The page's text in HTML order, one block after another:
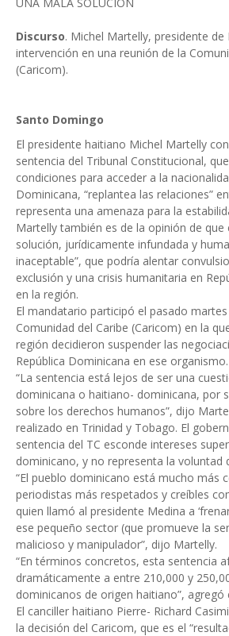
Discurso. Michel Martelly, presidente de
intervención en una reunión de la
(Caricom).
Santo Domingo
El presidente haitiano Michel Martelly
sentencia del Tribunal Constitucional,
condiciones para acceder a la
Dominicana, “replantea las relaciones”
representa una amenaza para la
Martelly también es de la opinión de que
solución, jurídicamente infundada y
inaceptable”, que podría alentar
exclusión y una crisis humanitaria en
en la región.
El mandatario participó el pasado
Comunidad del Caribe (Caricom) en la
región decidieron suspender las
República Dominicana en ese organismo.
“La sentencia está lejos de ser una
dominicana o haitiano- dominicana, por
sobre los derechos humanos”, dijo
realizado en Trinidad y Tobago. El
sentencia del TC esconde intereses
dominicano, y no representa la voluntad
“El pueblo dominicano está mucho más
periodistas más respetados y creíbles
quien llamó al presidente Medina a
ese pequeño sector (que promueve la
malicioso y manipulador”, dijo Martelly.
“En términos concretos, esta sentencia
dramáticamente a entre 210,000 y
dominicanos de origen haitiano”, agregó
El canciller haitiano Pierre- Richard
la decisión del Caricom, que es el